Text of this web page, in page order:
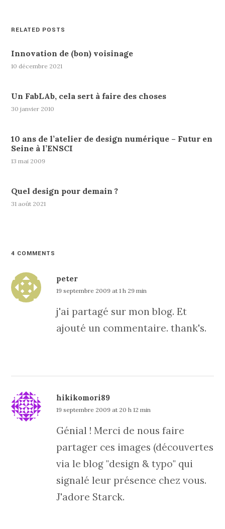
RELATED POSTS
Innovation de (bon) voisinage
10 décembre 2021
Un FabLAb, cela sert à faire des choses
30 janvier 2010
10 ans de l’atelier de design numérique – Futur en
Seine à l’ENSCI
13 mai 2009
Quel design pour demain ?
31 août 2021
4 COMMENTS
peter
19 septembre 2009 at 1 h 29 min
j'ai partagé sur mon blog. Et
ajouté un commentaire. thank's.
hikikomori89
19 septembre 2009 at 20 h 12 min
Génial ! Merci de nous faire
partager ces images (découvertes
via le blog "design & typo" qui
signalé leur présence chez vous.
J'adore Starck.